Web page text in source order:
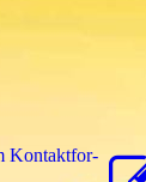
Kon­takt­for­